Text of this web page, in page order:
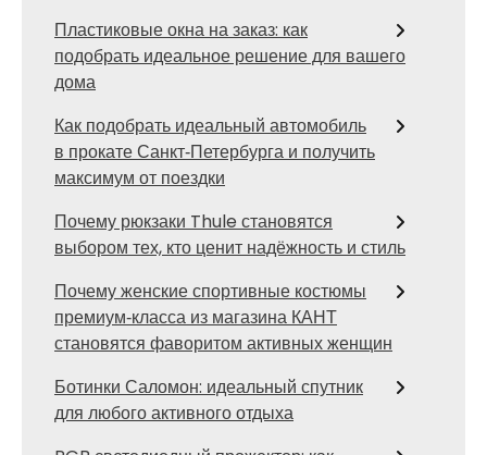
Пластиковые окна на заказ: как
подобрать идеальное решение для вашего
дома
Как подобрать идеальный автомобиль
в прокате Санкт‑Петербурга и получить
максимум от поездки
Почему рюкзаки Thule становятся
выбором тех, кто ценит надёжность и стиль
Почему женские спортивные костюмы
премиум‑класса из магазина КАНТ
становятся фаворитом активных женщин
Ботинки Саломон: идеальный спутник
для любого активного отдыха